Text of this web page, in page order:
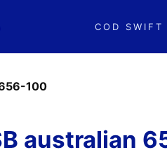
COD SWIFT
100
australian